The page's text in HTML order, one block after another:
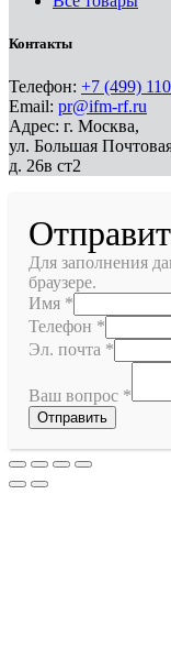
Контакты
Телефон: +7 (499)
Email: pr@ifm-rf.ru
Адрес: г. Москва,
ул. Большая
д. 26в ст2
Для заполнения
браузере.
Имя *
Телефон *
Эл. почта *
Ваш вопрос *
Отправить